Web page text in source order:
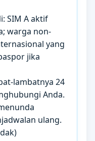
SIM A aktif
warga non-
yang
jika
lambatnya 24
Anda.
ulang.